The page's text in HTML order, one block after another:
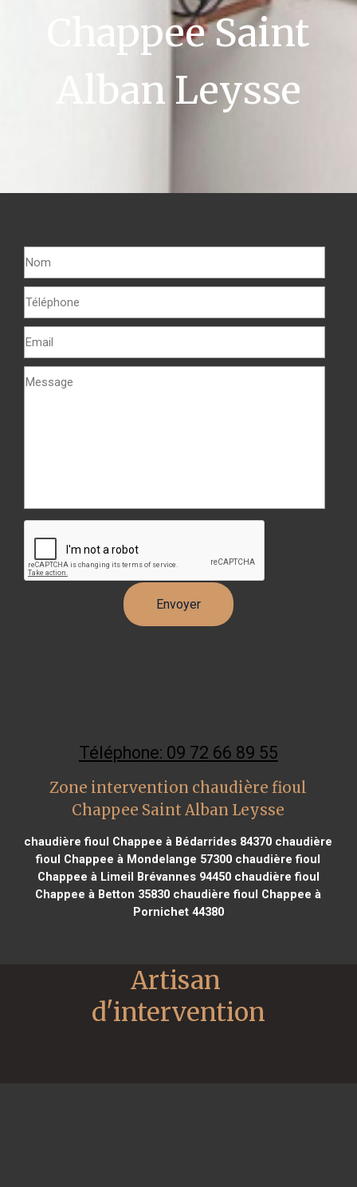
Chappee Saint
Alban Leysse
Téléphone: 09 72 66 89 55
Zone intervention chaudière fioul
Chappee Saint Alban Leysse
chaudière fioul Chappee à Bédarrides 84370 chaudière
fioul Chappee à Mondelange 57300 chaudière fioul
Chappee à Limeil Brévannes 94450chaudière fioul
Chappee à Betton 35830 chaudière fioul Chappee à
Pornichet 44380
Artisan
d'intervention